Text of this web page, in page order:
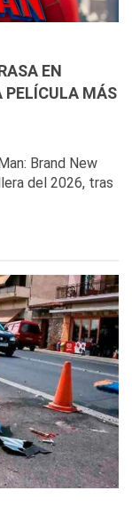
EN
PELÍCULA MÁS
Brand New
del 2026, tras